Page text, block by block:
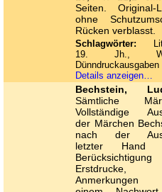
Seiten. Original-
ohne
Rücken verblasst.
Schlagwörter:
19. Jh.,
Dünndruckausgaben
Details anzeigen…
Bechstein,
Sämtliche
Vollständige
der Märchen
nach der
letzter Hand